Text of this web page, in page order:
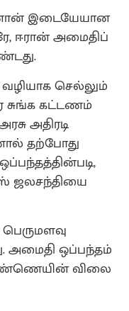
இடையேயான
ஈரான் அமைதிப்
செல்லும்
சுங்க கட்டணம்
அதிரடி
தற்போது
ஜலசந்தியை
அமைதி ஒப்பந்தம்
விலை